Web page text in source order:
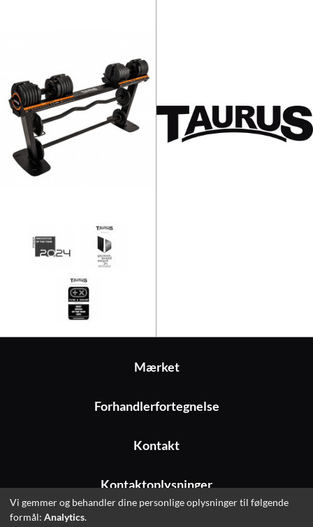
Mærket
Forhandlerfortegnelse
Kontakt
Kontaktoplysninger
Vi gemmer og behandler dine personlige oplysninger til følgende
formål: Analytics.